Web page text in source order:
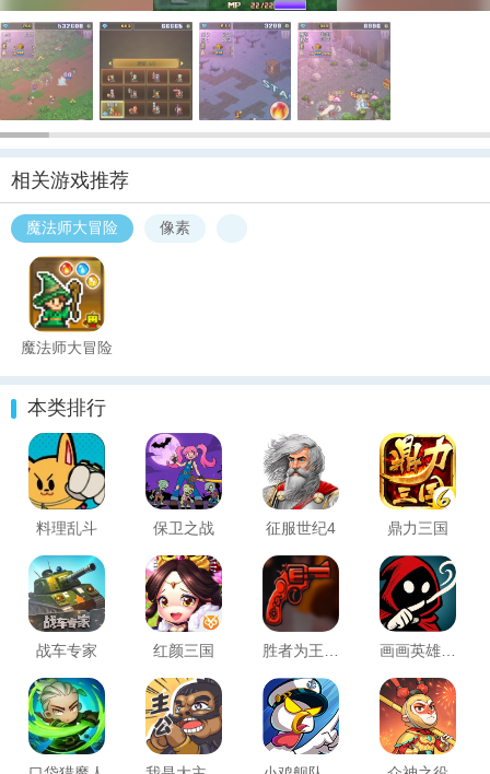
相关游戏推荐
魔法师大冒险 像素
魔法师大冒险
本类排行
料理乱斗 保卫之战 征服世纪4 鼎力三国
战车专家 红颜三国